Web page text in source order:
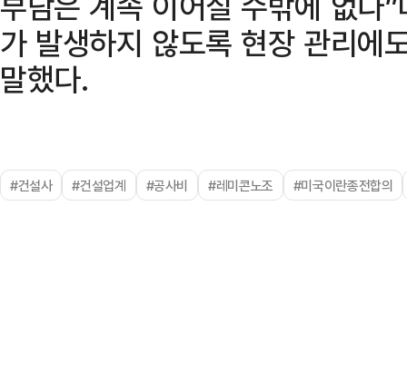
가 발생하지 않도록 현장 관리에
말했다.
#건설사 #건설업계 #공사비 #레미콘노조 #미국이란종전합의